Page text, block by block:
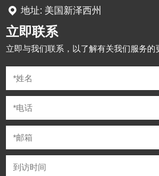
地址: 美国新泽西州
立即联系
立即与我们联系，以了解有关我们服务的